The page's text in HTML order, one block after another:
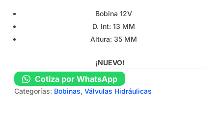
Bobina 12V
D. Int: 13 MM
Altura: 35 MM
¡NUEVO!
Cotiza por WhatsApp
Categorías: Bobinas,Válvulas Hidráulicas